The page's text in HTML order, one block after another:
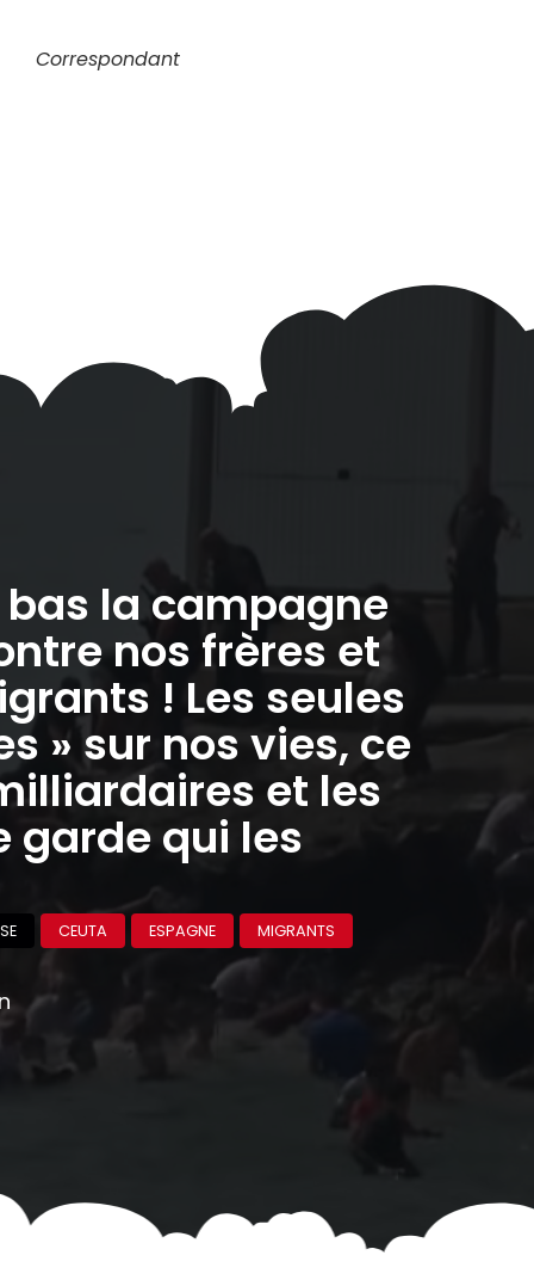
Correspondant
bas la campagne
nos frères et
! Les seules
» sur nos vies, ce
et les
garde qui les
CEUTA ESPAGNE
MIGRANTS